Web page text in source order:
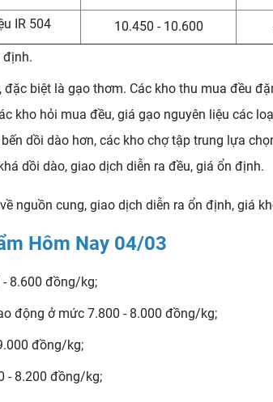
IR 504 10.450 - 10.600
định.
đặc biệt là gạo thơm. Các kho thu mua đều
kho hỏi mua đều, giá gạo nguyên liệu các
dồi dào hơn, các kho chợ tập trung lựa
dồi dào, giao dịch diễn ra đều, giá ổn định.
nguồn cung, giao dịch diễn ra ổn định, giá
Hôm Nay 04/03
8.600 đồng/kg;
động ở mức 7.800 - 8.000 đồng/kg;
đồng/kg;
- 8.200 đồng/kg;